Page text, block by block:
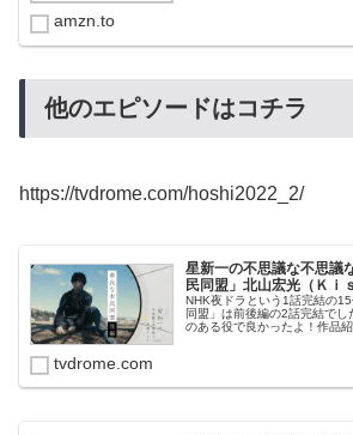
amzn.to
他のエピソードはコチラ
https://tvdrome.com/hoshi2022_2/
星新一の不思議な不思議
民同盟」北山宏光（Ｋｉ
NHK夜ドラという1話完結の
同盟」は前後編の2話完結で
のある役で良かったよ！作品
tvdrome.com